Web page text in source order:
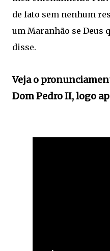
de fato sem nenhum
um Maranhão se Deus
disse.
Veja o
Dom Pedro II, logo